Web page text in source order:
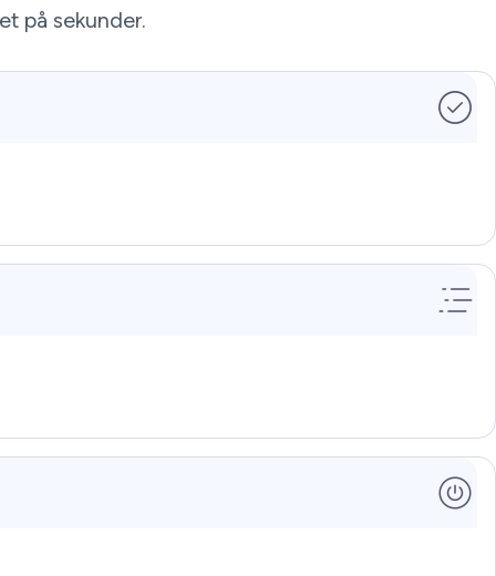
på sekunder.